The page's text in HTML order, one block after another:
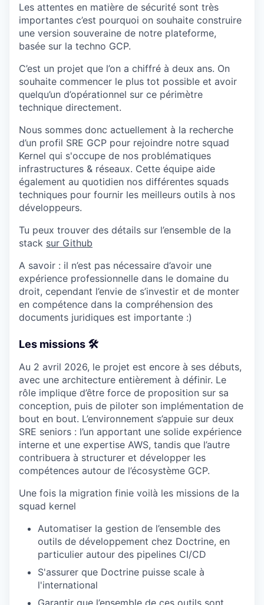
Les attentes en matière de sécurité sont très
importantes c’est pourquoi on souhaite construire
une version souveraine de notre plateforme,
basée sur la techno GCP.
C’est un projet que l’on a chiffré à deux ans. On
souhaite commencer le plus tot possible et avoir
quelqu’un d’opérationnel sur ce périmètre
technique directement.
Nous sommes donc actuellement à la recherche
d’un profil SRE GCP pour rejoindre notre squad
Kernel qui s'occupe de nos problématiques
infrastructures & réseaux. Cette équipe aide
également au quotidien nos différentes squads
techniques pour fournir les meilleurs outils à nos
développeurs.
Tu peux trouver des détails sur l’ensemble de la
stack sur Github
A savoir : il n’est pas nécessaire d’avoir une
expérience professionnelle dans le domaine du
droit, cependant l’envie de s’investir et de monter
en compétence dans la compréhension des
documents juridiques est importante :)
Les missions 🛠
Au 2 avril 2026, le projet est encore à ses débuts,
avec une architecture entièrement à définir. Le
rôle implique d’être force de proposition sur sa
conception, puis de piloter son implémentation de
bout en bout. L’environnement s’appuie sur deux
SRE seniors : l’un apportant une solide expérience
interne et une expertise AWS, tandis que l’autre
contribuera à structurer et développer les
compétences autour de l’écosystème GCP.
Une fois la migration finie voilà les missions de la
squad kernel
Automatiser la gestion de l’ensemble des
outils de développement chez Doctrine, en
particulier autour des pipelines CI/CD
S'assurer que Doctrine puisse scale à
l'international
Garantir que l’ensemble de ces outils sont